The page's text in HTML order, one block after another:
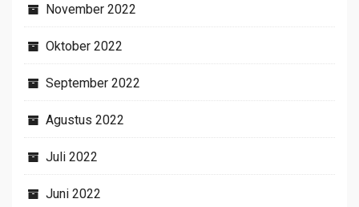
November 2022
Oktober 2022
September 2022
Agustus 2022
Juli 2022
Juni 2022